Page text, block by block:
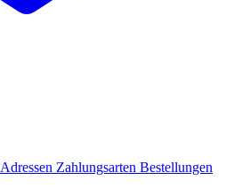
Adressen Zahlungsarten Bestellungen